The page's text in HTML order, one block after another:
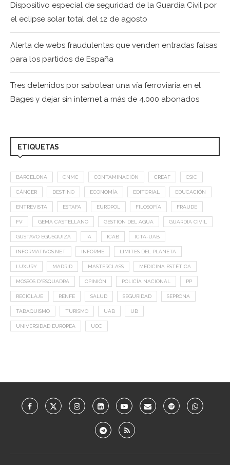
Dispositivo especial de seguridad de la Guardia Civil por
el eclipse solar total del 12 de agosto
Alerta de webs fraudulentas que venden entradas falsas
para los partidos de España
Tres detenidos por sabotear una vía ferroviaria en el
Bages y dejar sin internet a más de 4.000 abonados
ETIQUETAS
BARCELONA CNMC CONTAMINACIÓN CREAF CSIC
CÁNCER DESTINO ECONOMÍA EDITORIAL EDUCACIÓN
ENTREVISTA ESTAFA EUROPOL FILOSOFÍA FRAUDE
FV GEMA CASTELLANO GESTION DEL AGUA GUARDIA CIVIL
GUSTAVO EGUSQUIZA IA ICAB ICTA-UAB
INFORMATIVOS.NET INFORME LIMITES DEL PLANETA
LUXURY MADRID MASTERCLASS MEDICINA ESTÉTICA
MOSSOS D'ESQUADRA OPINIÓN POLICÍA NACIONAL PP
RECICLAJE RENFE SALUD SEGURIDAD SEPRONA
TABAQUISMO TURISMO UAB UB
UNIVERSIDAD EUROPEA UOC